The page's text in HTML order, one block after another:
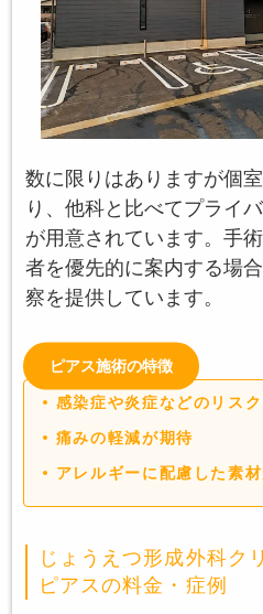
数に限りはありますが個
り、他科と比べてプライ
が用意されています。手
者を優先的に案内する場
察を提供しています。
ピアス施術の特徴
感染症や炎症などのリス
痛みの軽減が期待
アレルギーに配慮した素
じょうえつ形成外科ク
ピアスの料金・症例